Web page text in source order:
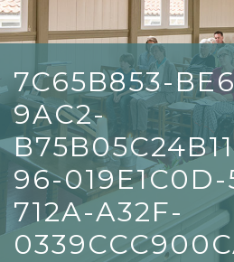
7C65B853-
9AC2-
96-
712A-A32F-